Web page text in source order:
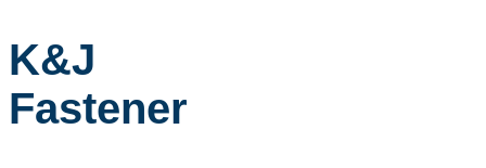
K&J
Fastener